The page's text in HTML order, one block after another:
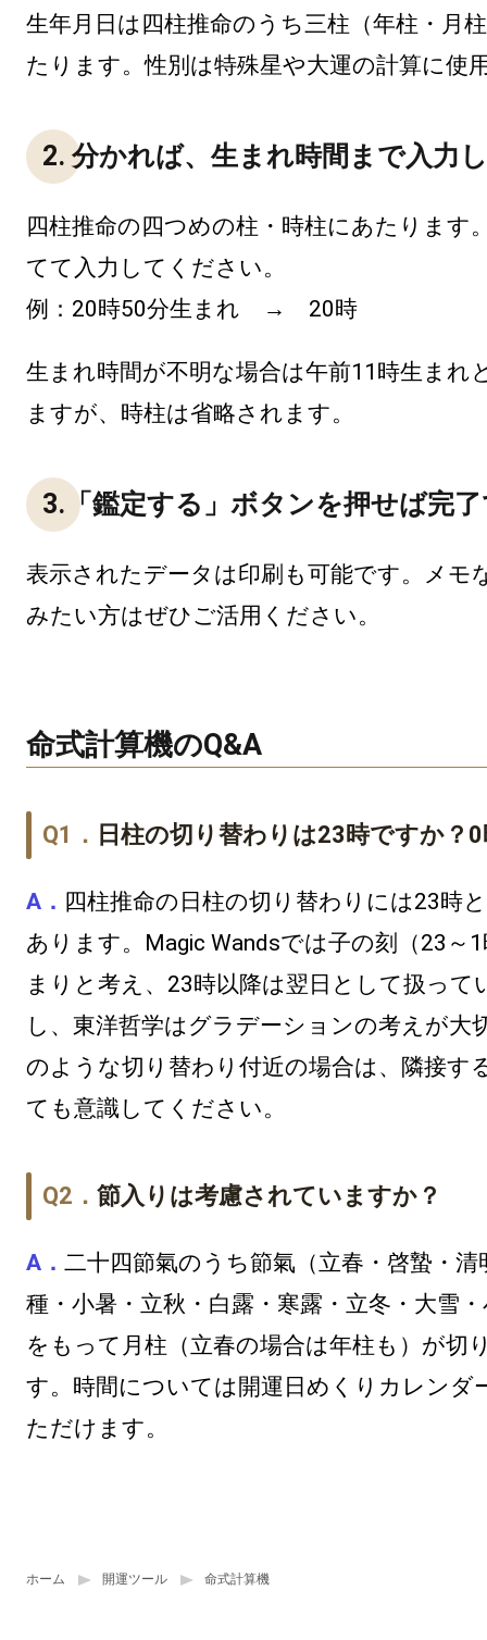
ホーム 開運ツール 命式計算機
生年月日は四柱推命のうち三柱（年柱・月
たります。性別は特殊星や大運の計算に使
2. 分かれば、生まれ時間まで入力
四柱推命の四つめの柱・時柱にあたります
てて入力してください。
例：20時50分生まれ → 20時
生まれ時間が不明な場合は午前11時生まれ
ますが、時柱は省略されます。
3.「鑑定する」ボタンを押せば完
表示されたデータは印刷も可能です。メモ
みたい方はぜひご活用ください。
命式計算機のQ&A
日柱の切り替わりは23時ですか？
四柱推命の日柱の切り替わりには23時
あります。Magic Wandsでは子の刻（23～
まりと考え、23時以降は翌日として扱って
し、東洋哲学はグラデーションの考えが大
のような切り替わり付近の場合は、隣接す
ても意識してください。
節入りは考慮されていますか？
二十四節氣のうち節氣（立春・啓蟄・清
種・小暑・立秋・白露・寒露・立冬・大雪
をもって月柱（立春の場合は年柱も）が切
す。時間については開運日めくりカレンダ
ただけます。